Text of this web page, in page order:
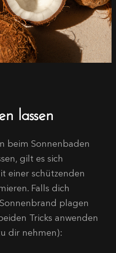
lassen
beim Sonnenbaden
gilt es sich
einer schützenden
Falls dich
plagen
Tricks anwenden
dir nehmen):